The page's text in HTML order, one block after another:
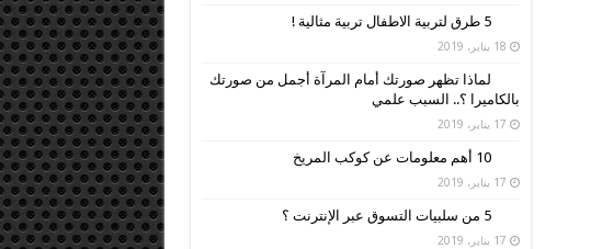
5 طرق لتربية الاطفال تربية مثالية !
18 يناير، 2019
لماذا تظهر صورتك أمام المرآة أجمل من صورتك
بالكاميرا ؟.. السبب علمي
17 يناير، 2019
10 أهم معلومات عن كوكب المريخ
17 يناير، 2019
5 من سلبيات التسوق عبر الإنترنت ؟
17 يناير، 2019